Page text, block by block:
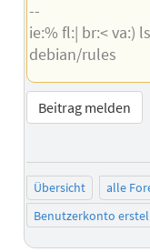
--
ie:% fl:| br:< va:)
debian/rules
Beitrag melden
Übersicht alle
Benutzerkonto